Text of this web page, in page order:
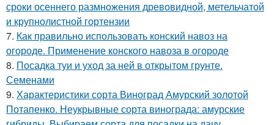
сроки осеннего размножения древовидной, метельчатой
и крупнолистной гортензии
7. Как правильно использовать конский навоз на
огороде. Применение конского навоза в огороде
8. Посадка туи и уход за ней в открытом грунте.
Семенами
9. Характеристики сорта Виноград Амурский золотой
Потапенко. Неукрывные сорта винограда: амурские